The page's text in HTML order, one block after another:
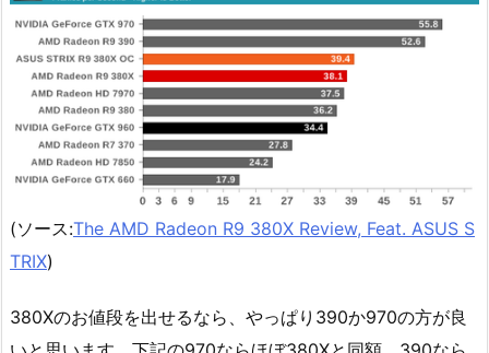
(ソース:The AMD Radeon R9 380X Review, Feat. ASUS S
TRIX)
380Xのお値段を出せるなら、やっぱり390か970の方が良